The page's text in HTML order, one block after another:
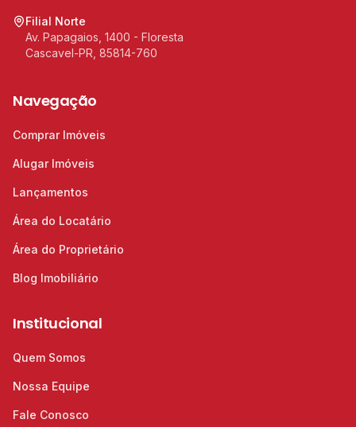
Filial Norte
Av. Papagaios, 1400 - Floresta
Cascavel-PR, 85814-760
Navegação
Comprar Imóveis
Alugar Imóveis
Lançamentos
Área do Locatário
Área do Proprietário
Blog Imobiliário
Institucional
Quem Somos
Nossa Equipe
Fale Conosco